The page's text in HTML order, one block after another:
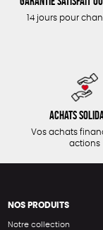
14 jours pour
Achats
Vos achats
actions
NOS PRODUITS
Notre collection